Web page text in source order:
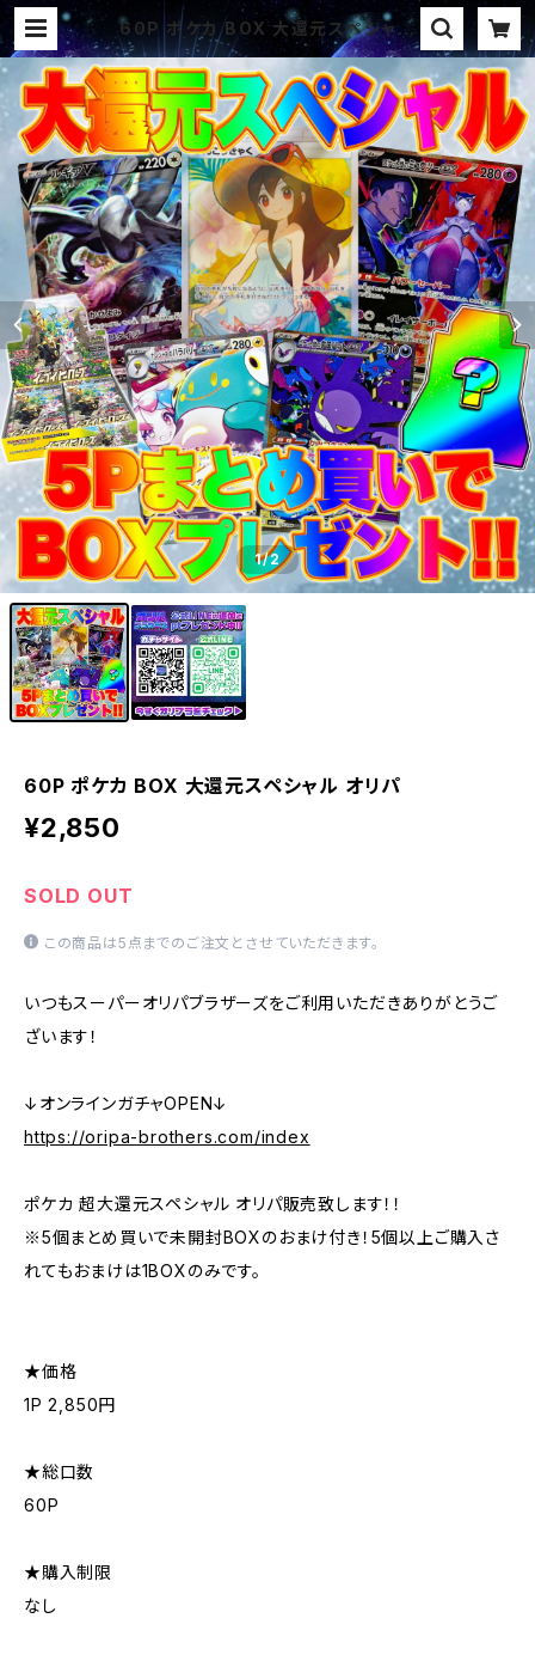
60P ポケカ BOX 大還元スペシャル
オリパ | オリパ ブラザーズ オリパ
専門店 (ポケカ、ワンピース、遊戯王、
ヴァイス、ドラゴンボール)
1/2
60P ポケカ BOX 大還元スペシャル オリパ
¥2,850
SOLD OUT
この商品は5点までのご注文とさせていただきます。
いつもスーパーオリパブラザーズをご利用いただきありがとうご
ざいます！
↓オンラインガチャOPEN↓
https://oripa-brothers.com/index
ポケカ 超大還元スペシャル オリパ販売致します！！
※5個まとめ買いで未開封BOXのおまけ付き！5個以上ご購入さ
れてもおまけは1BOXのみです。
★価格
1P 2,850円
★総口数
60P
★購入制限
なし